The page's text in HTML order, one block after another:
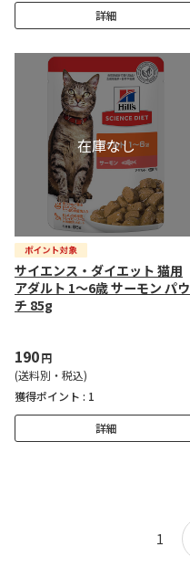
詳細
サイエンス・ダイエット 猫用
アダルト 1～6歳 サーモン パウ
チ 85g
190円
(送料別・税込)
獲得ポイント : 1
詳細
1